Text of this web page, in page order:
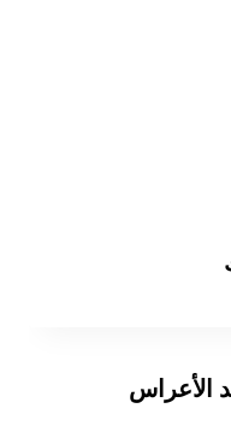
الأعراس